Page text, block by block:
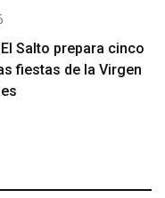
Salto prepara cinco
fiestas de la Virgen